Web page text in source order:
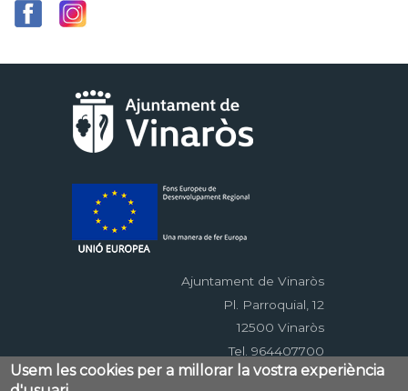
Ajuntament de Vinaròs
Pl. Parroquial, 12
12500 Vinaròs
Tel. 964407700
Usem les cookies per a millorar la vostra experiència